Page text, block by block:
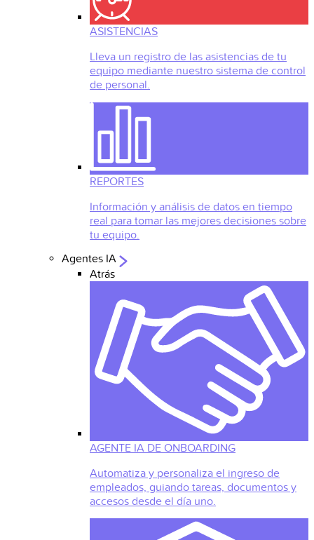
ASISTENCIAS
Lleva un registro de las asistencias de tu
equipo mediante nuestro sistema de control
de personal.
REPORTES
Información y análisis de datos en tiempo
real para tomar las mejores decisiones sobre
tu equipo.
Agentes IA
Atrás
AGENTE IA DE ONBOARDING
Automatiza y personaliza el ingreso de
empleados, guiando tareas, documentos y
accesos desde el día uno.